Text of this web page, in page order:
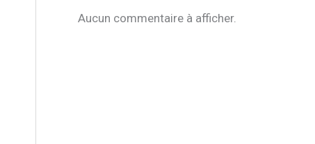
Aucun commentaire à afficher.